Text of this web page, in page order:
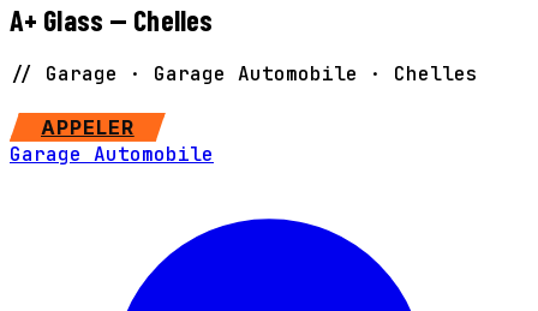
A+ Glass — Chelles
// Garage · Garage Automobile · Chelles
APPELER
Garage Automobile